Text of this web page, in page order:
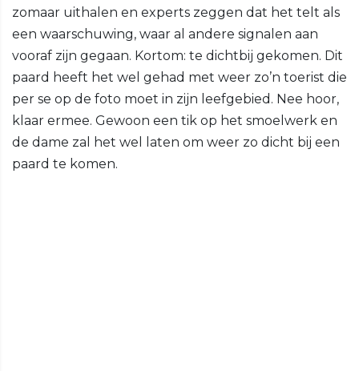
zomaar uithalen en experts zeggen dat het telt als
een waarschuwing, waar al andere signalen aan
vooraf zijn gegaan. Kortom: te dichtbij gekomen. Dit
paard heeft het wel gehad met weer zo’n toerist die
per se op de foto moet in zijn leefgebied. Nee hoor,
klaar ermee. Gewoon een tik op het smoelwerk en
de dame zal het wel laten om weer zo dicht bij een
paard te komen.